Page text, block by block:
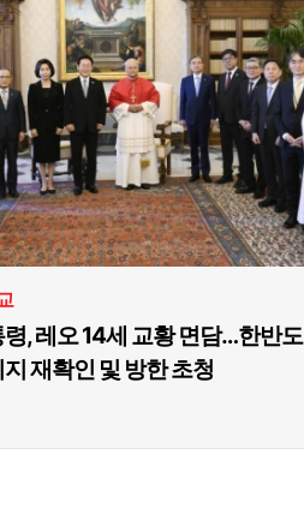
령, 레오 14세 교황 면담…한반도
재확인 및 방한 초청